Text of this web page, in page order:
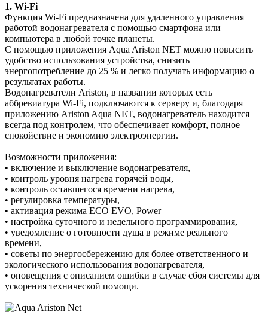
1. Wi-Fi
Функция Wi-Fi предназначена для удаленного управления
работой водонагревателя с помощью смартфона или
компьютера в любой точке планеты.
С помощью приложения Aqua Ariston NET можно повысить
удобство использования устройства, снизить
энергопотребление до 25 % и легко получать информацию о
результатах работы.
Водонагреватели Ariston, в названии которых есть
аббревиатура Wi-Fi, подключаются к серверу и, благодаря
приложению Ariston Aqua NET, водонагреватель находится
всегда под контролем, что обеспечивает комфорт, полное
спокойствие и экономию электроэнергии.
Возможности приложения:
• включение и выключение водонагревателя,
• контроль уровня нагрева горячей воды,
• контроль оставшегося времени нагрева,
• регулировка температуры,
• активация режима ECO EVO, Power
• настройка суточного и недельного программирования,
• уведомление о готовности душа в режиме реального
времени,
• советы по энергосбережению для более ответственного и
экологического использования водонагревателя,
• оповещения с описанием ошибки в случае сбоя системы для
ускорения технической помощи.